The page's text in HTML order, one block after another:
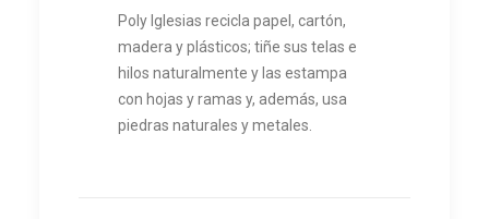
Poly Iglesias recicla papel, cartón,
madera y plásticos; tiñe sus telas e
hilos naturalmente y las estampa
con hojas y ramas y, además, usa
piedras naturales y metales.